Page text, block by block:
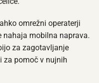
omrežni operaterji
nahaja mobilna naprava.
za zagotavljanje
za pomoč v nujnih